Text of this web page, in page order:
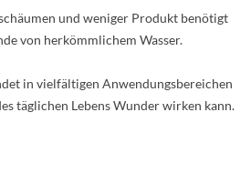
und weniger Produkt benötigt
von herkömmlichem Wasser.
in vielfältigen Anwendungsbereichen
täglichen Lebens Wunder wirken kann.